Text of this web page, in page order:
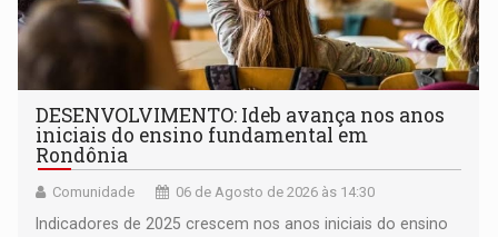
DESENVOLVIMENTO: Ideb avança nos anos
iniciais do ensino fundamental em
Rondônia
Comunidade 06 de Agosto de 2026 às 14:30
Indicadores de 2025 crescem nos anos iniciais do ensino